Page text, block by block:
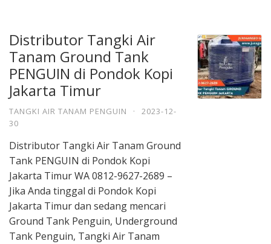
Distributor Tangki Air
Tanam Ground Tank
PENGUIN di Pondok Kopi
Jakarta Timur
TANGKI AIR TANAM PENGUIN ·
2023-12-
30
Distributor Tangki Air Tanam Ground
Tank PENGUIN di Pondok Kopi
Jakarta Timur WA 0812-9627-2689 –
Jika Anda tinggal di Pondok Kopi
Jakarta Timur dan sedang mencari
Ground Tank Penguin, Underground
Tank Penguin, Tangki Air Tanam